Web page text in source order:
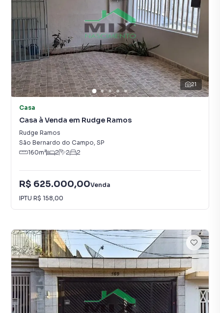
21
Casa
Casa à Venda em Rudge Ramos
Rudge Ramos
São Bernardo do Campo, SP
160m² 2 2 2
R$ 625.000,00Venda
IPTU R$ 158,00